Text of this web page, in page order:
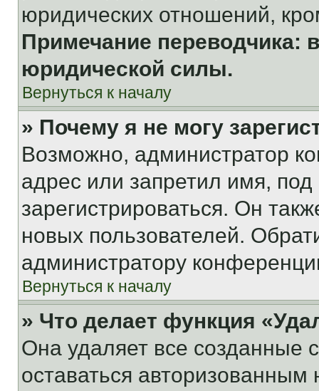
юридических отношений,
Примечание переводчика:
юридической силы.
Вернуться к началу
» Почему я не могу
Возможно, администратор
адрес или запретил имя,
зарегистрироваться. Он
новых пользователей.
администратору
Вернуться к началу
» Что делает функция
Она удаляет все созданные
оставаться